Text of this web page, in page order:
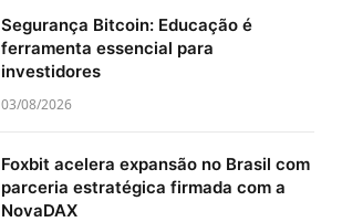
Segurança Bitcoin: Educação é
ferramenta essencial para
investidores
03/08/2026
Foxbit acelera expansão no Brasil com
parceria estratégica firmada com a
NovaDAX